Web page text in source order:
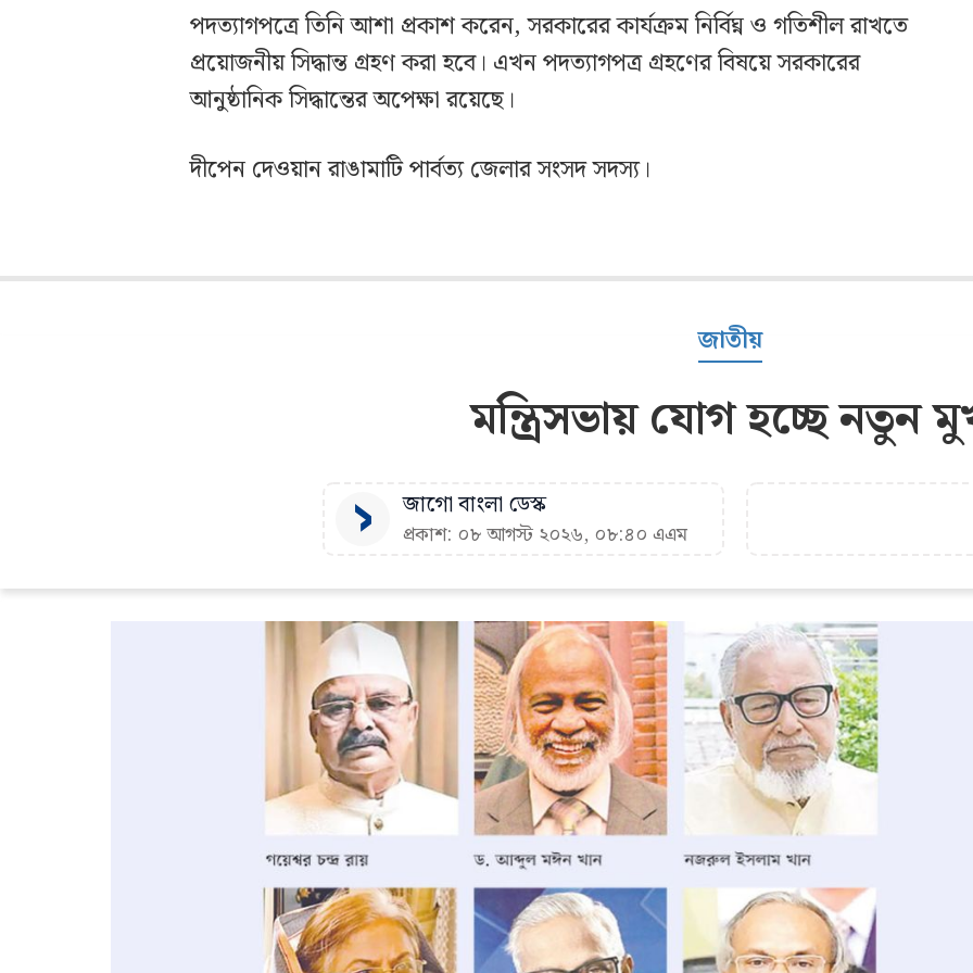
পদত্যাগপত্রে তিনি আশা প্রকাশ করেন, সরকারের কার্যক্রম নির্বিঘ্ন ও গতিশীল রাখতে
প্রয়োজনীয় সিদ্ধান্ত গ্রহণ করা হবে। এখন পদত্যাগপত্র গ্রহণের বিষয়ে সরকারের
আনুষ্ঠানিক সিদ্ধান্তের অপেক্ষা রয়েছে।
দীপেন দেওয়ান রাঙামাটি পার্বত্য জেলার সংসদ সদস্য।
জাতীয়
মন্ত্রিসভায় যোগ হচ্ছে নতুন
জাগো বাংলা ডেস্ক
প্রকাশ: ০৮ আগস্ট ২০২৬, ০৮:৪০ এএম